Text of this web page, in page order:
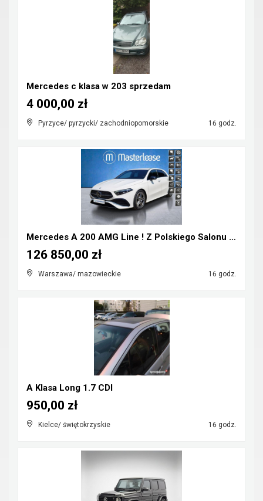
Mercedes c klasa w 203 sprzedam
Pyrzyce/ pyrzycki/ zachodniopomorskie 16 godz.
4 000,00 zł
Mercedes A 200 AMG Line ! Z Polskiego Salonu ! Fak...
Warszawa/ mazowieckie 16 godz.
126 850,00 zł
A Klasa Long 1.7 CDI
Kielce/ świętokrzyskie 16 godz.
950,00 zł